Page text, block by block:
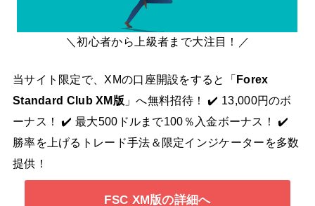
＼初心者から上級者まで大注目！／
当サイト限定で、XMの口座開設をすると「 Forex
Standard Club XM版 」へ無料招待！ ✔️ 13,000円のボ
ーナス！ ✔️ 最大500ドルまで100％入金ボーナス！ ✔️
勝率を上げるトレード手法＆限定インジケーターを多数
提供！
FSC XM版の詳細へ